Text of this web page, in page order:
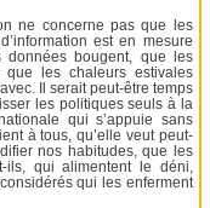
ne concerne pas que les
est en mesure
bougent, que les
que les chaleurs estivales
Il serait peut-être temps
les politiques seuls à la
qui s’appuie sans
à tous, qu’elle veut peut-
nos habitudes, que les
ils, qui alimentent le déni,
qui les enferment